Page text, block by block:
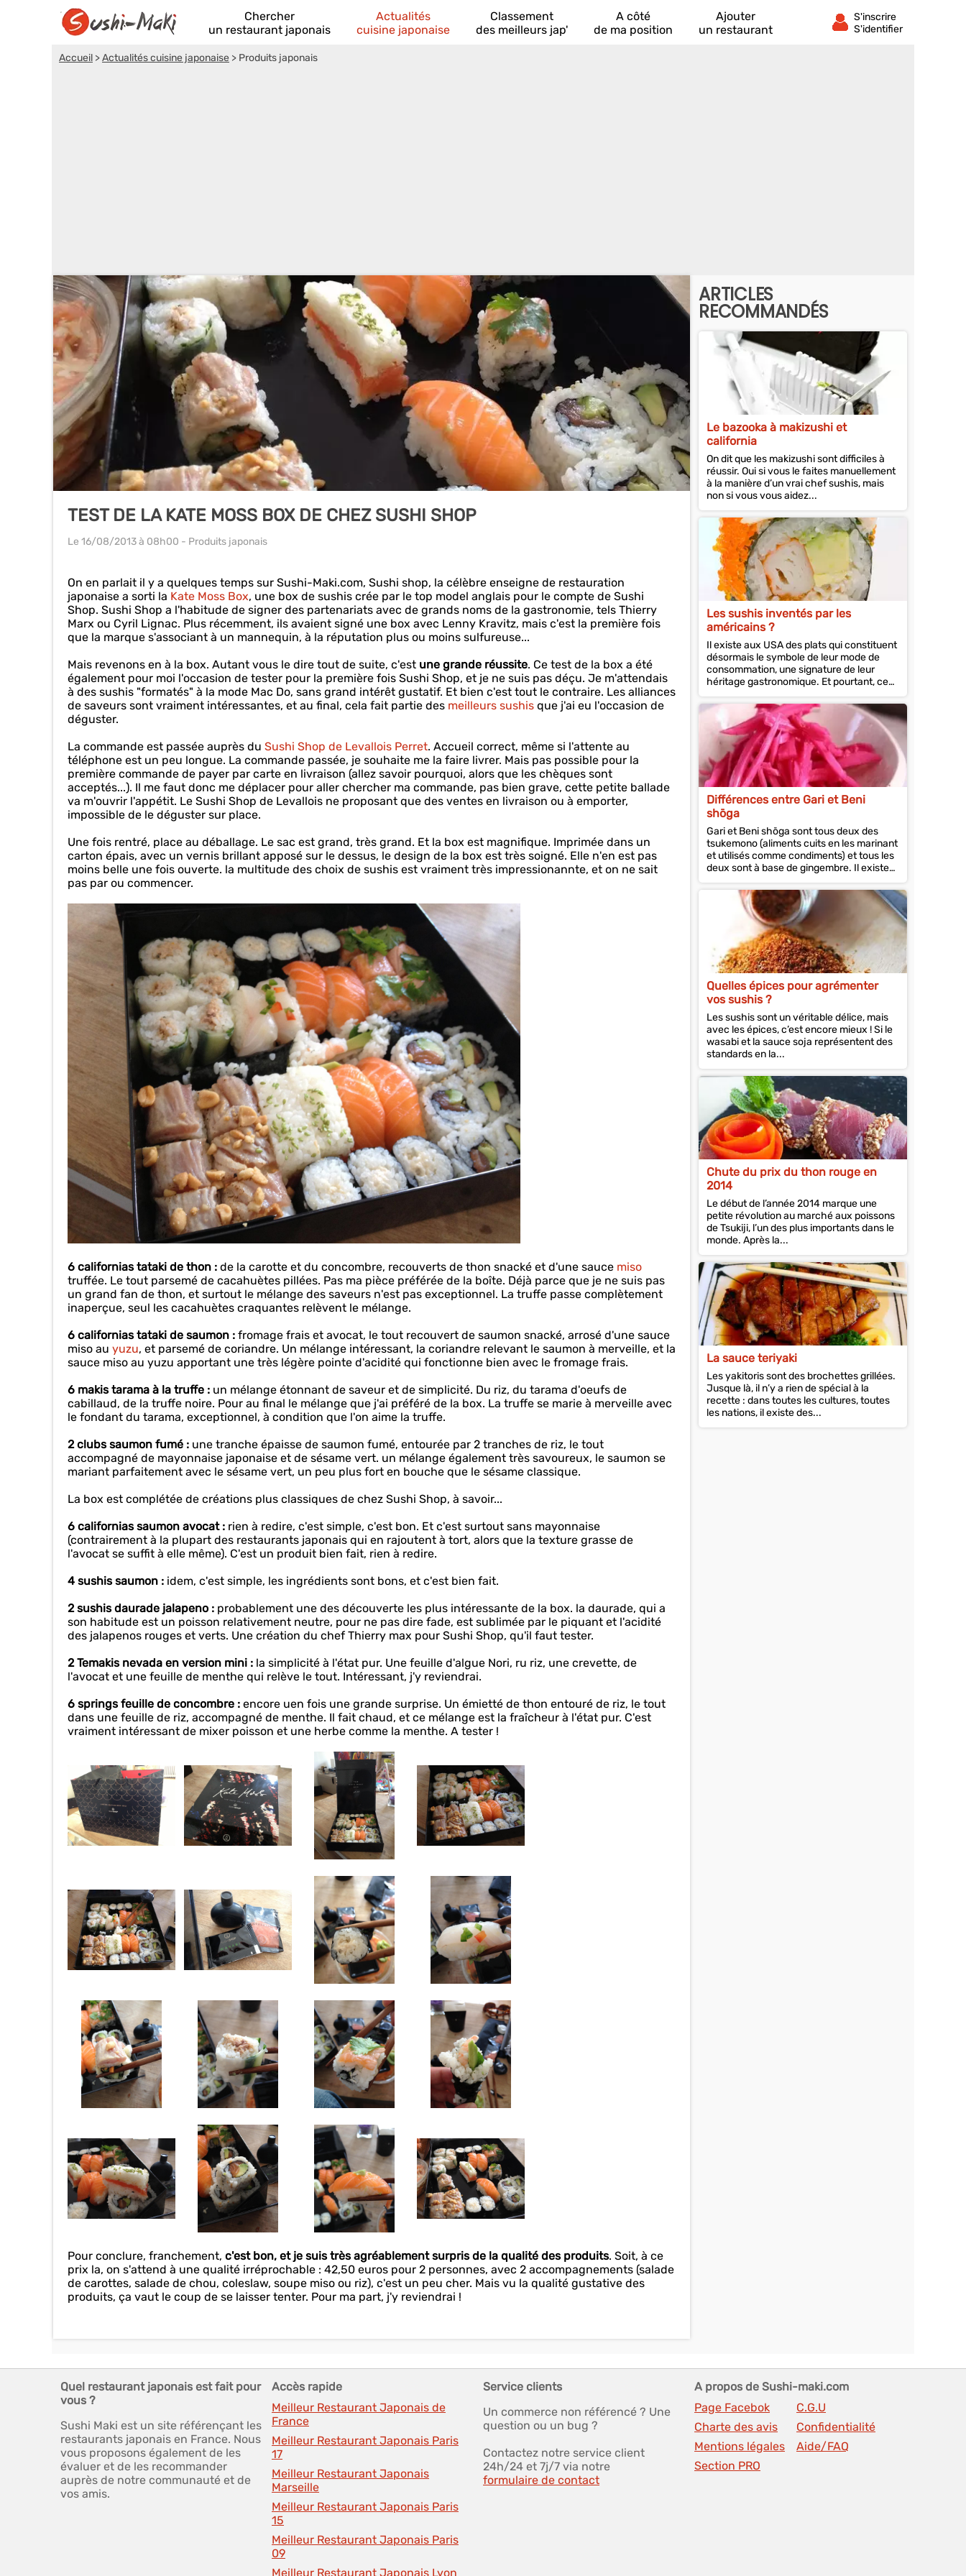
Chercher
un restaurant japonais
Actualités
cuisine japonaise
Classement
des meilleurs jap'
A côté
de ma position
Ajouter
un restaurant
Accueil >Actualités cuisine japonaise > Produits japonais
TEST DE LA KATE MOSS BOX DE CHEZ SUSHI SHOP
Le 16/08/2013à 08h00 - Produits japonais
On en parlait il y a quelques temps sur Sushi-Maki.com, Sushi shop, la célèbre enseigne de restauration
japonaise a sorti la Kate Moss Box, une box de sushis crée par le top model anglais pour le compte de Sushi
Shop. Sushi Shop a l'habitude de signer des partenariats avec de grands noms de la gastronomie, tels Thierry
Marx ou Cyril Lignac. Plus récemment, ils avaient signé une box avec Lenny Kravitz, mais c'est la première fois
que la marque s'associant à un mannequin, à la réputation plus ou moins sulfureuse...
Mais revenons en à la box. Autant vous le dire tout de suite, c'est une grande réussite. Ce test de la box a été
également pour moi l'occasion de tester pour la première fois Sushi Shop, et je ne suis pas déçu. Je m'attendais
à des sushis "formatés" à la mode Mac Do, sans grand intérêt gustatif. Et bien c'est tout le contraire. Les alliances
de saveurs sont vraiment intéressantes, et au final, cela fait partie des meilleurs sushis que j'ai eu l'occasion de
déguster.
La commande est passée auprès du Sushi Shop de Levallois Perret. Accueil correct, même si l'attente au
téléphone est un peu longue. La commande passée, je souhaite me la faire livrer. Mais pas possible pour la
première commande de payer par carte en livraison (allez savoir pourquoi, alors que les chèques sont
acceptés...). Il me faut donc me déplacer pour aller chercher ma commande, pas bien grave, cette petite ballade
va m'ouvrir l'appétit. Le Sushi Shop de Levallois ne proposant que des ventes en livraison ou à emporter,
impossible de le déguster sur place.
Une fois rentré, place au déballage. Le sac est grand, très grand. Et la box est magnifique. Imprimée dans un
carton épais, avec un vernis brillant apposé sur le dessus, le design de la box est très soigné. Elle n'en est pas
moins belle une fois ouverte. la multitude des choix de sushis est vraiment très impressionannte, et on ne sait
pas par ou commencer.
6 californias tataki de thon : de la carotte et du concombre, recouverts de thon snacké et d'une sauce miso
truffée. Le tout parsemé de cacahuètes pillées. Pas ma pièce préférée de la boîte. Déjà parce que je ne suis pas
un grand fan de thon, et surtout le mélange des saveurs n'est pas exceptionnel. La truffe passe complètement
inaperçue, seul les cacahuètes craquantes relèvent le mélange.
6 californias tataki de saumon : fromage frais et avocat, le tout recouvert de saumon snacké, arrosé d'une sauce
miso au yuzu, et parsemé de coriandre. Un mélange intéressant, la coriandre relevant le saumon à merveille, et la
sauce miso au yuzu apportant une très légère pointe d'acidité qui fonctionne bien avec le fromage frais.
6 makis tarama à la truffe : un mélange étonnant de saveur et de simplicité. Du riz, du tarama d'oeufs de
cabillaud, de la truffe noire. Pour au final le mélange que j'ai préféré de la box. La truffe se marie à merveille avec
le fondant du tarama, exceptionnel, à condition que l'on aime la truffe.
2 clubs saumon fumé : une tranche épaisse de saumon fumé, entourée par 2 tranches de riz, le tout
accompagné de mayonnaise japonaise et de sésame vert. un mélange également très savoureux, le saumon se
mariant parfaitement avec le sésame vert, un peu plus fort en bouche que le sésame classique.
La box est complétée de créations plus classiques de chez Sushi Shop, à savoir...
6 californias saumon avocat : rien à redire, c'est simple, c'est bon. Et c'est surtout sans mayonnaise
(contrairement à la plupart des restaurants japonais qui en rajoutent à tort, alors que la texture grasse de
l'avocat se suffit à elle même). C'est un produit bien fait, rien à redire.
4 sushis saumon : idem, c'est simple, les ingrédients sont bons, et c'est bien fait.
2 sushis daurade jalapeno : probablement une des découverte les plus intéressante de la box. la daurade, qui a
son habitude est un poisson relativement neutre, pour ne pas dire fade, est sublimée par le piquant et l'acidité
des jalapenos rouges et verts. Une création du chef Thierry max pour Sushi Shop, qu'il faut tester.
2 Temakis nevada en version mini : la simplicité à l'état pur. Une feuille d'algue Nori, ru riz, une crevette, de
l'avocat et une feuille de menthe qui relève le tout. Intéressant, j'y reviendrai.
6 springs feuille de concombre : encore uen fois une grande surprise. Un émietté de thon entouré de riz, le tout
dans une feuille de riz, accompagné de menthe. Il fait chaud, et ce mélange est la fraîcheur à l'état pur. C'est
vraiment intéressant de mixer poisson et une herbe comme la menthe. A tester !
Pour conclure, franchement, c'est bon, et je suis très agréablement surpris de la qualité des produits. Soit, à ce
prix la, on s'attend à une qualité irréprochable : 42,50 euros pour 2 personnes, avec 2 accompagnements (salade
de carottes, salade de chou, coleslaw, soupe miso ou riz), c'est un peu cher. Mais vu la qualité gustative des
produits, ça vaut le coup de se laisser tenter. Pour ma part, j'y reviendrai !
ARTICLES
RECOMMANDÉS
Le bazooka à makizushi et
california
On dit que les makizushi sont difficiles à
réussir. Oui si vous le faites manuellement
à la manière d’un vrai chef sushis, mais
non si vous vous aidez...
Les sushis inventés par les
américains ?
Il existe aux USA des plats qui constituent
désormais le symbole de leur mode de
consommation, une signature de leur
héritage gastronomique. Et pourtant, ces
plats ont à...
Différences entre Gari et Beni
shōga
Gari et Beni shōga sont tous deux des
tsukemono (aliments cuits en les marinant
et utilisés comme condiments) et tous les
deux sont à base de gingembre. Il existe
cependant des...
Quelles épices pour agrémenter
vos sushis ?
Les sushis sont un véritable délice, mais
avec les épices, c’est encore mieux ! Si le
wasabi et la sauce soja représentent des
standards en la...
Chute du prix du thon rouge en
2014
Le début de l’année 2014 marque une
petite révolution au marché aux poissons
de Tsukiji, l’un des plus importants dans le
monde. Après la...
La sauce teriyaki
Les yakitoris sont des brochettes grillées.
Jusque là, il n’y a rien de spécial à la
recette : dans toutes les cultures, toutes
les nations, il existe des...
Quel restaurant japonais est fait pour
vous ?
Sushi Maki est un site référençant les
restaurants japonais en France. Nous
vous proposons également de les
évaluer et de les recommander
auprès de notre communauté et de
vos amis.
Accès rapide
Meilleur Restaurant Japonais de
France
Meilleur Restaurant Japonais Paris
17
Meilleur Restaurant Japonais
Marseille
Meilleur Restaurant Japonais Paris
15
Meilleur Restaurant Japonais Paris
09
Meilleur Restaurant Japonais Lyon
Service clients
Un commerce non référencé ? Une
question ou un bug ?
Contactez notre service client
24h/24 et 7j/7 via notre
formulaire de contact
A propos de Sushi-maki.com
Page Facebok
C.G.U
Charte des avis
Confidentialité
Mentions légales
Aide/FAQ
Section PRO